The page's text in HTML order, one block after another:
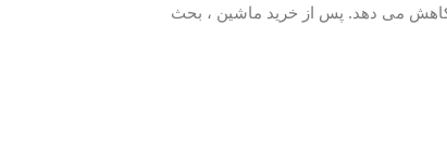
کاهش می دهد. پس از خرید ماشین ، بحث